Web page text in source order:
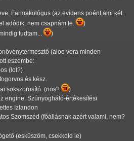
Farmakológus (az evidens poént ami két
adódik, nem csapnám le.
)
tudtam...
)
(aloe vera minden
eszembe:
(lol?)
és kész.
sokszorosító. (nos?
)
engine: Szúnyogháló-értékesítési
Izlandon
Szomszéd (főállásnak azért valami, nem?
(esküszöm, csekkold le)